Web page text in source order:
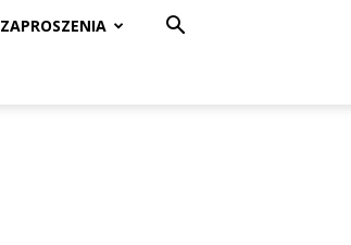
ZAPROSZENIA